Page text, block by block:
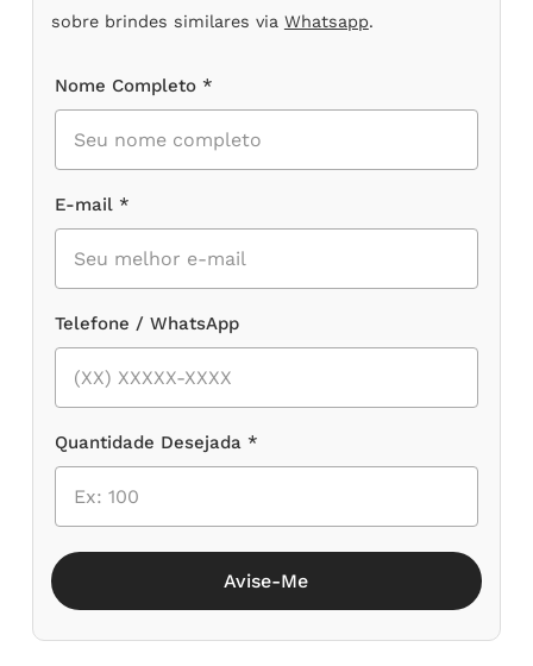
sobre brindes similares via Whatsapp.
Nome Completo *
E-mail *
Telefone / WhatsApp
Quantidade Desejada *
Avise-Me